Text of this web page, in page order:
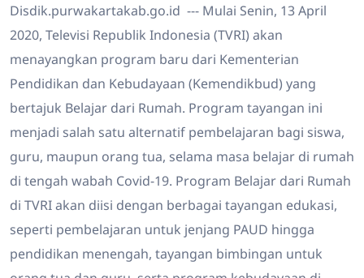
Disdik.purwakartakab.go.id --- Mulai Senin, 13 April
2020, Televisi Republik Indonesia (TVRI) akan
menayangkan program baru dari Kementerian
Pendidikan dan Kebudayaan (Kemendikbud) yang
bertajuk Belajar dari Rumah. Program tayangan ini
menjadi salah satu alternatif pembelajaran bagi siswa,
guru, maupun orang tua, selama masa belajar di rumah
di tengah wabah Covid-19. Program Belajar dari Rumah
di TVRI akan diisi dengan berbagai tayangan edukasi,
seperti pembelajaran untuk jenjang PAUD hingga
pendidikan menengah, tayangan bimbingan untuk